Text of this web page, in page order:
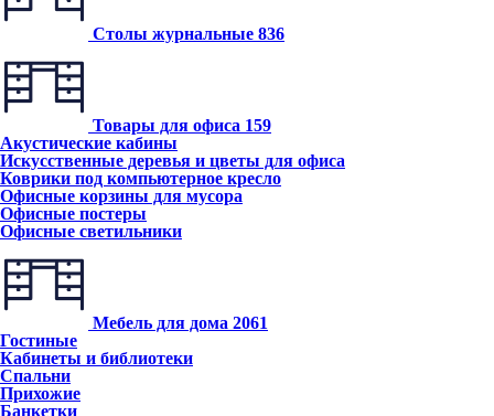
Столы журнальные 836
Товары для офиса 159
Акустические кабины
Искусственные деревья и цветы для офиса
Коврики под компьютерное кресло
Офисные корзины для мусора
Офисные постеры
Офисные светильники
Мебель для дома 2061
Гостиные
Кабинеты и библиотеки
Спальни
Прихожие
Банкетки